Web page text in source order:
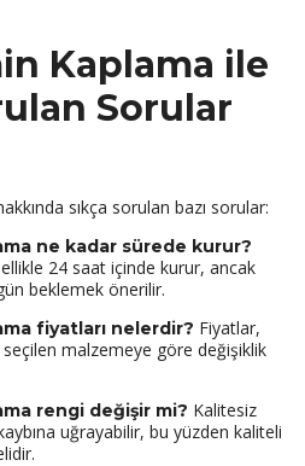
Kaplama ile
Sorular
sıkça sorulan bazı sorular:
ne kadar sürede kurur?
24 saat içinde kurur, ancak
beklemek önerilir.
fiyatları nelerdir? Fiyatlar,
seçilen malzemeye göre değişiklik
rengi değişir mi? Kalitesiz
uğrayabilir, bu yüzden kaliteli